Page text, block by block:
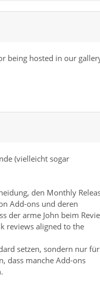
being hosted in our
(vielleicht sogar
den Monthly
Add-ons und deren
der arme John beim
reviews aligned to the
setzen, sondern nur für
dass manche Add-ons